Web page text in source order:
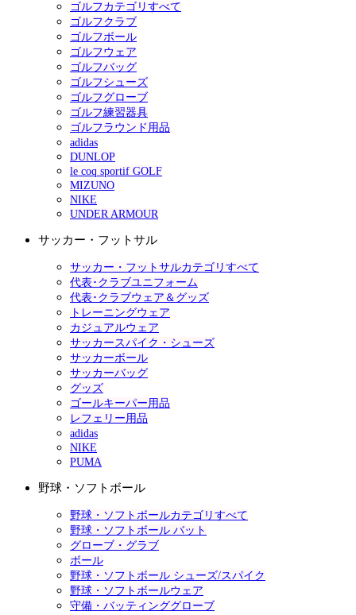
ゴルフカテゴリすべて
ゴルフクラブ
ゴルフボール
ゴルフウェア
ゴルフバッグ
ゴルフシューズ
ゴルフグローブ
ゴルフ練習器具
ゴルフラウンド用品
adidas
DUNLOP
le coq sportif GOLF
MIZUNO
NIKE
UNDER ARMOUR
サッカー・フットサル
サッカー・フットサルカテゴリすべて
代表･クラブユニフォーム
代表･クラブウェア＆グッズ
トレーニングウェア
カジュアルウェア
サッカースパイク・シューズ
サッカーボール
サッカーバッグ
グッズ
ゴールキーパー用品
レフェリー用品
adidas
NIKE
PUMA
野球・ソフトボール
野球・ソフトボールカテゴリすべて
野球・ソフトボール バット
グローブ・グラブ
ボール
野球・ソフトボール シューズ/スパイク
野球・ソフトボールウェア
守備・バッティンググローブ